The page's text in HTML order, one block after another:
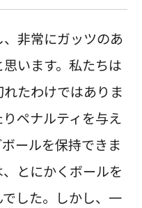
、非常にガッツのあ
います。私たちは
たわけではありま
ペナルティを与え
ールを保持できま
とにかくボールを
した。しかし、一